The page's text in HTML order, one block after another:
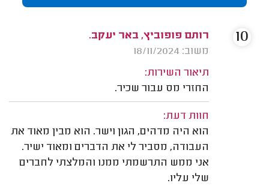
רותם פופוביץ, באר יעקב.
משוב: 18/11/2024
תיאור השירות:
החזרי מס עבור שכיר.
חוות דעת:
הוא היה מדהים, הגון וישר. הוא מבין מאוד את
העבודה, מסביר לי את הדברים ומאוד ישיר.
אני ממש התרשמתי ממנו והמלצתי לחברים
שלי עליו.
10